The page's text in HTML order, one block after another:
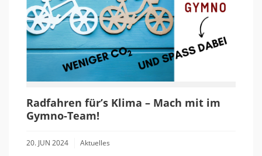
Radfahren für’s Klima – Mach mit im
Gymno-Team!
20. JUN 2024 Aktuelles